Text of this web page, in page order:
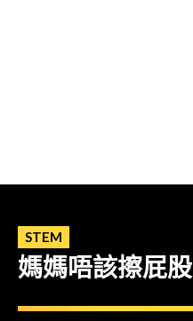
STEM
媽媽唔該擦屁股